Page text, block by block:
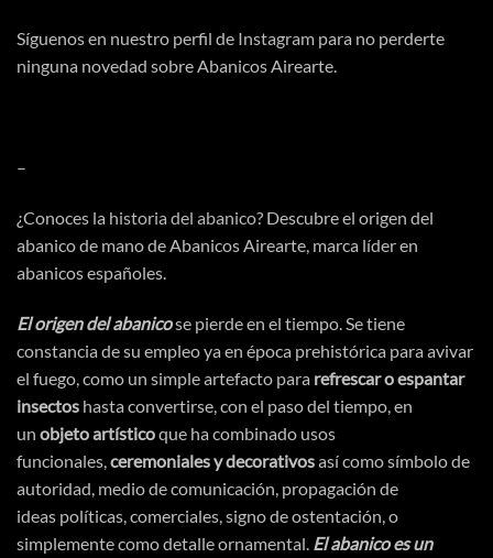
Síguenos en nuestro perfil de Instagram para no perderte
ninguna novedad sobre Abanicos Airearte.
–
¿Conoces la historia del abanico? Descubre el origen del
abanico de mano de Abanicos Airearte, marca líder en
abanicos españoles.
El origen del abanicose pierde en el tiempo. Se tiene
constancia de su empleo ya en época prehistórica para avivar
el fuego, como un simple artefacto para refrescar o espantar
insectos hasta convertirse, con el paso del tiempo, en
un objetoartísticoque ha combinado usos
funcionales, ceremoniales y decorativosasí comosímbolode
autoridad, medio decomunicación propagación de
ideas políticas , comerciales, signo deostentación , o
simplemente como detalle ornamental. El abanico es un